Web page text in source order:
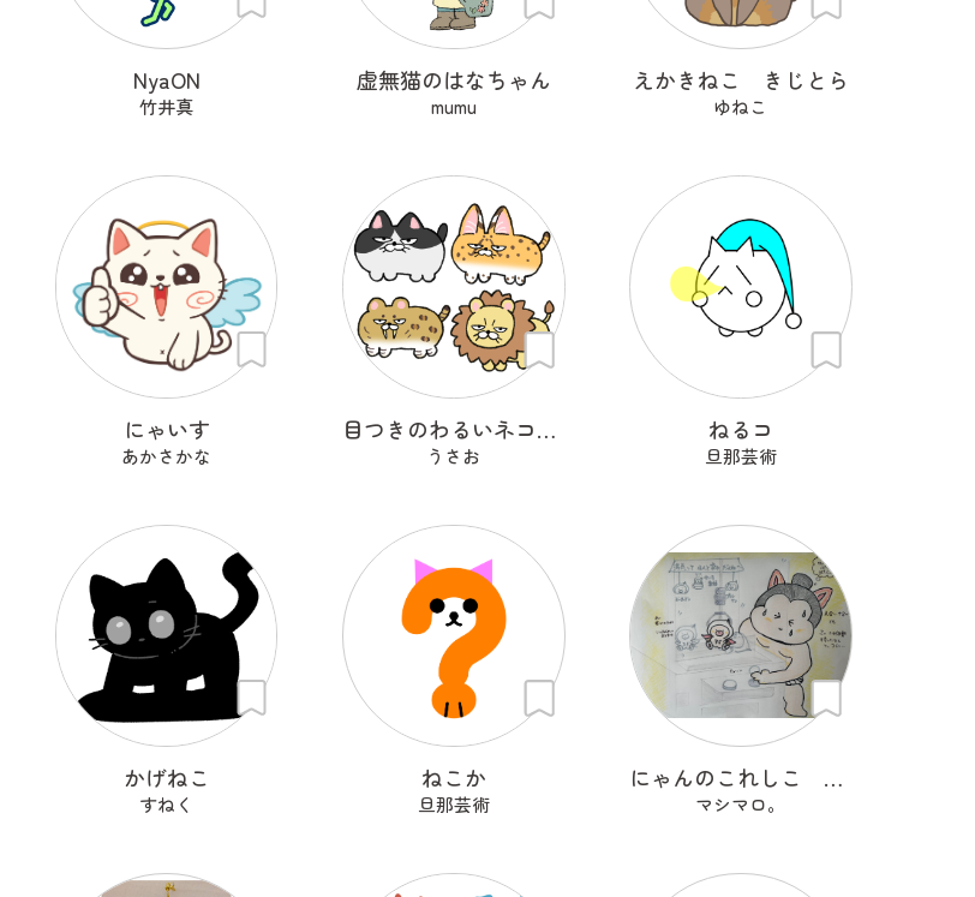
NyaON
竹井真
虚無猫のはなちゃん
mumu
えかきねこ きじとら
ゆねこ
にゃいす
あかさかな
目つきのわるいネコたち
うさお
ねるコ
旦那芸術
かげねこ
すねく
ねこか
旦那芸術
にゃんのこれしこ ある日の夢 Ｎo.1
マシマロ。